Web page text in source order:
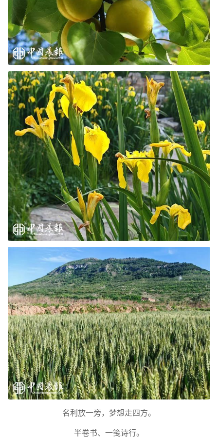
名利放一旁，梦想走四方。
半卷书、一笺诗行。